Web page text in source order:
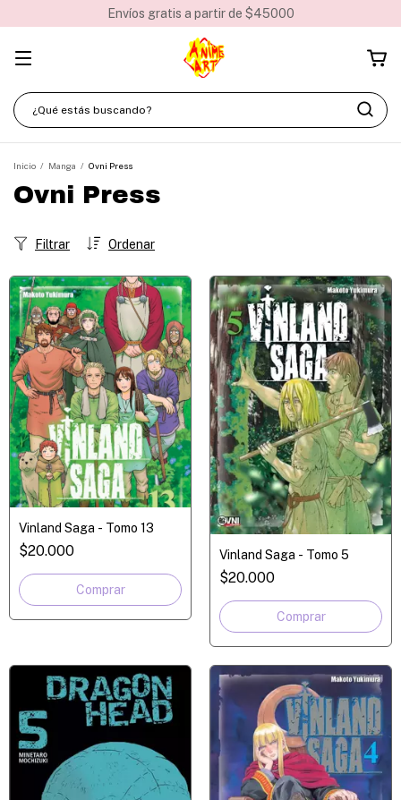
Envíos gratis a partir de $45000
Inicio / Manga / Ovni Press
Ovni Press
Ordenar
Filtrar
Vinland Saga - Tomo 13
$20.000 Vinland Saga - Tomo 5
$20.000